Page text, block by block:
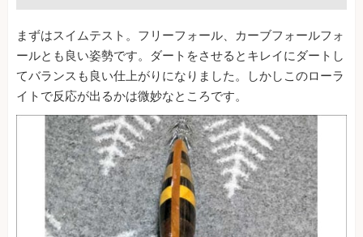
まずはスイムテスト。フリーフォール、カーブフォールフォ
ールとも良い姿勢です。ダートをさせるとキレイにダートし
てバランスも良い仕上がりになりました。しかしこのローラ
イトで反応が出るかは微妙なところです。